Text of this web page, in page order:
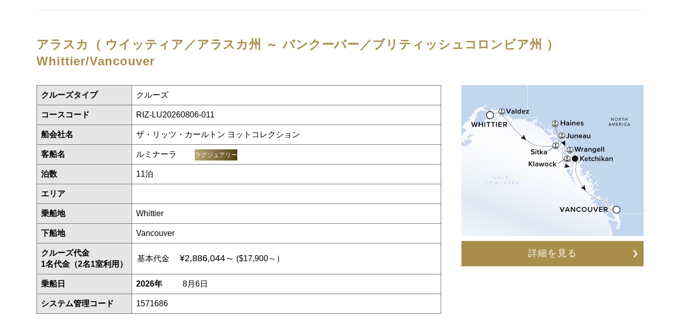
アラスカ（ ウイッティア／アラスカ州 ～ バンクーバー／ブリティッシュコロンビア州 ）
Whittier/Vancouver
詳細を見る
クルーズタイプ クルーズ
コースコード RIZ-LU20260806-011
船会社名 ザ・リッツ・カールトン ヨットコレクション
客船名 ルミナーラ ラグジュアリー
泊数 11泊
エリア
乗船地 Whittier
下船地 Vancouver
クルーズ代金
1名代金（2名1室利用）
基本代金 ¥2,886,044～ ($17,900～）
乗船日 2026年 8月6日
システム管理コード 1571686